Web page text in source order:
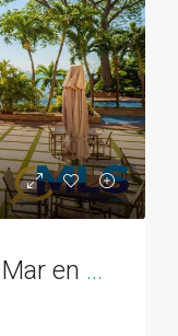
Condominio Frente al Mar en Bahía Gorgona